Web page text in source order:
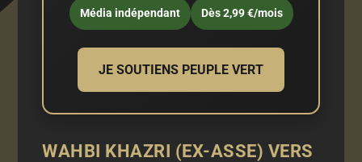
Média indépendant Dès 2,99 €/mois
JE SOUTIENS PEUPLE VERT
WAHBI KHAZRI (EX-ASSE) VERS